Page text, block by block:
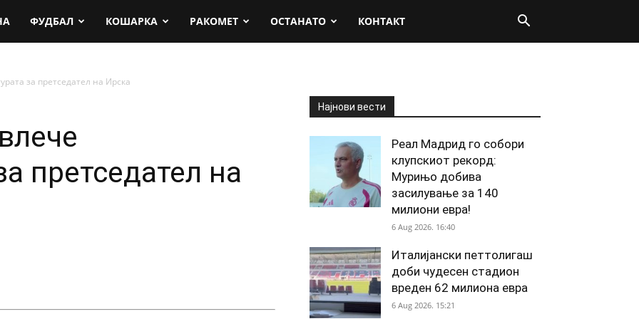
ФУДБАЛ КОШАРКА РАКОМЕТ ОСТАНАТО КОНТАКТ
за претседател на Ирска
претседател на
Најнови вести
Реал Мадрид го собори
клупскиот рекорд:
Мурињо добива
засилување за 140
милиони евра!
6 Aug 2026. 16:40
Италијански петтолигаш
доби чудесен стадион
вреден 62 милиона евра
6 Aug 2026. 15:21